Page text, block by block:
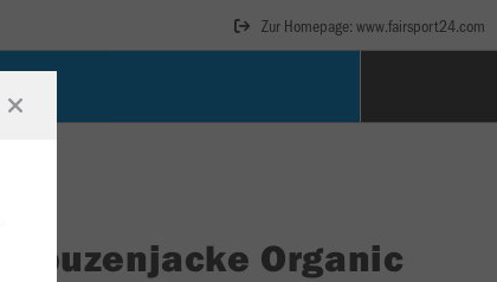
Zur Homepage: www.fairsport24.com
Kapuzenjacke Organic